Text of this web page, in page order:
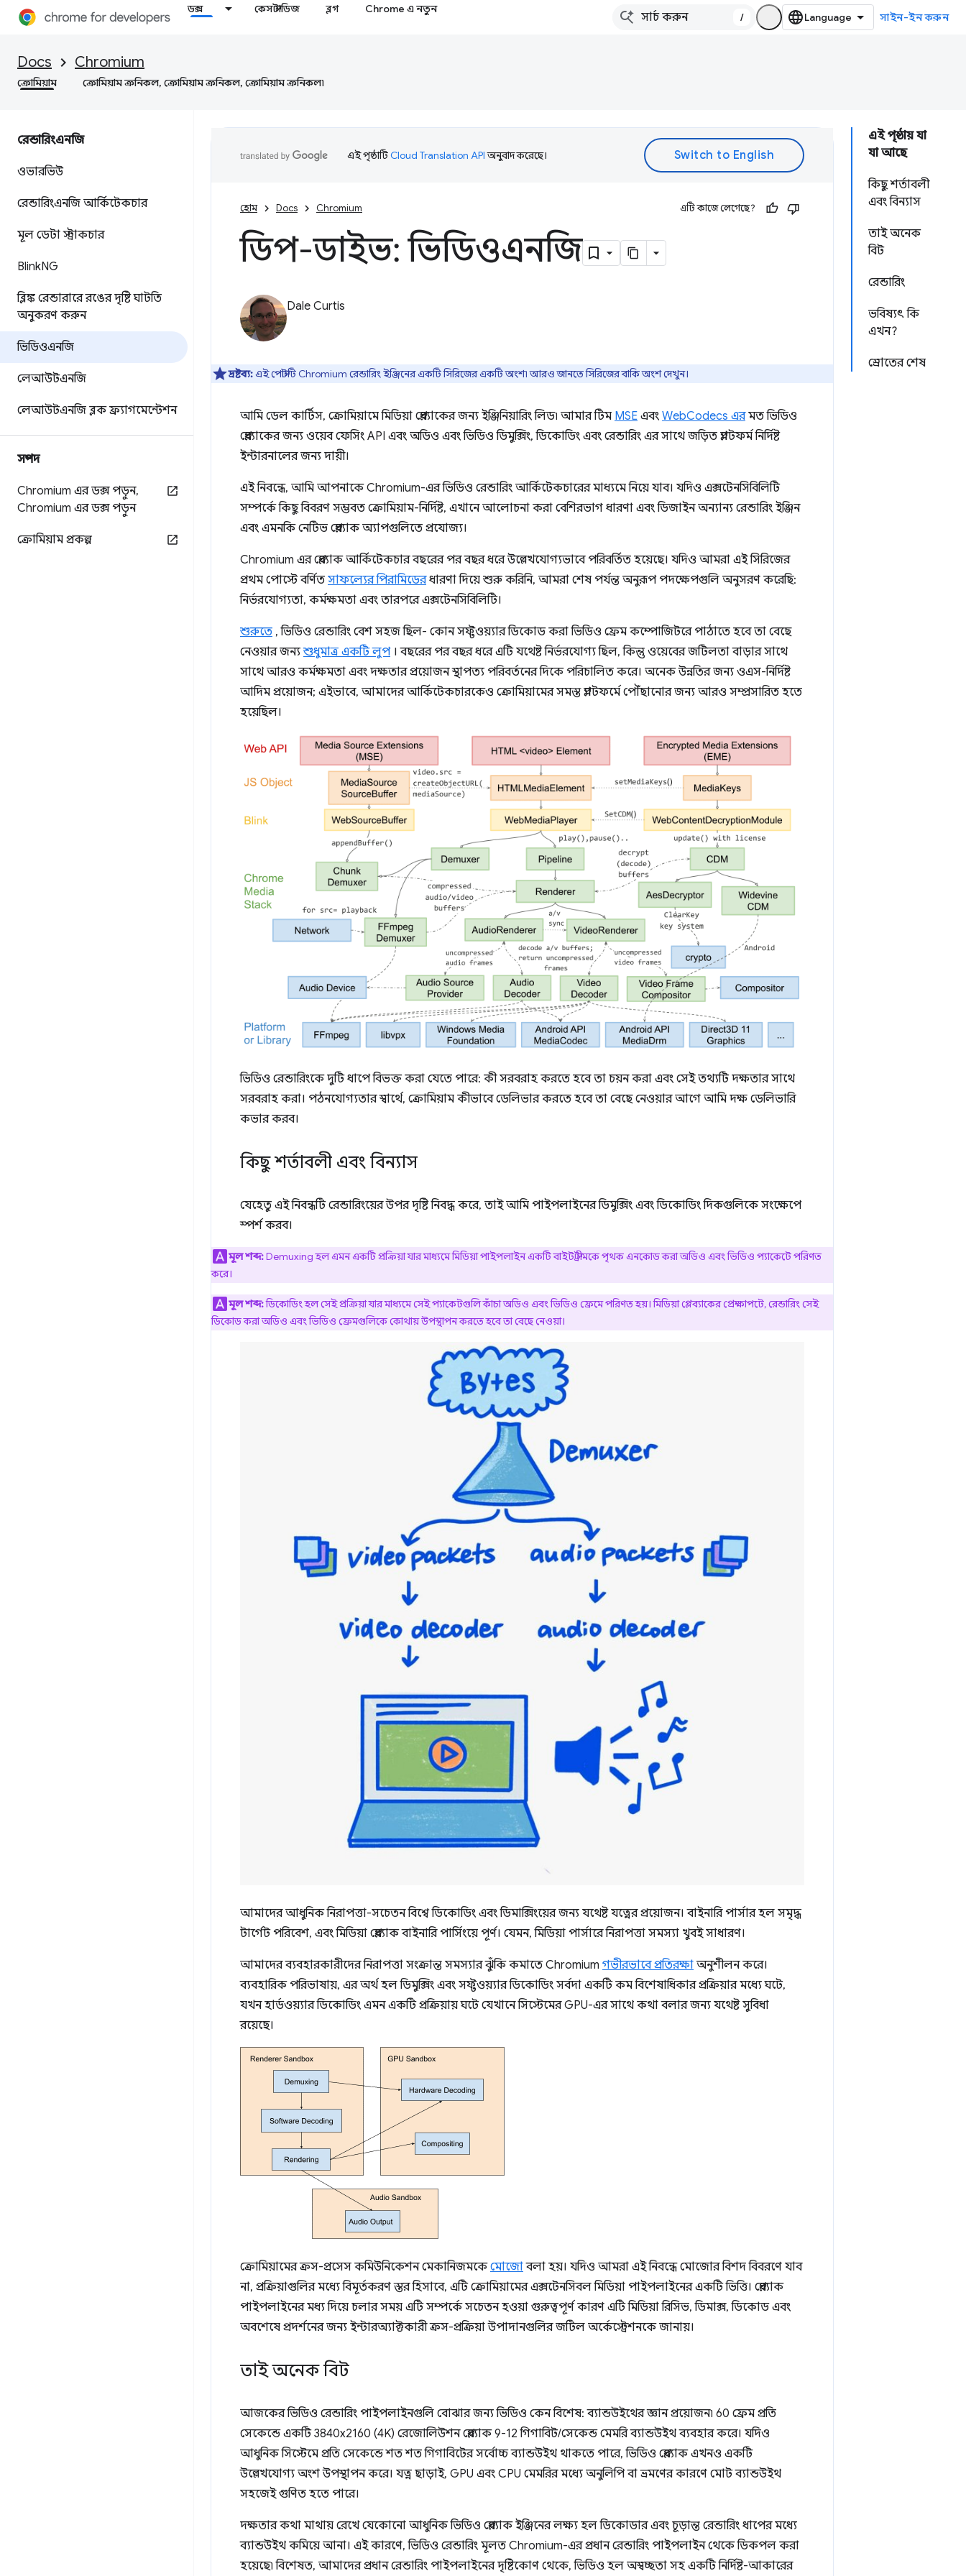
ডক্স কেস স্টাডিজ ব্লগ Chrome এ নতুন
/ সাইন-ইন করুন
Docs Chromium
ক্রোমিয়াম ক্রোমিয়াম ক্রনিকল, ক্রোমিয়াম ক্রনিকল, ক্রোমিয়াম ক্রনিকল৷
রেন্ডারিংএনজি
ওভারভিউ
রেন্ডারিংএনজি আর্কিটেকচার
মূল ডেটা স্ট্রাকচার
BlinkNG
ব্লিঙ্ক রেন্ডারারে রঙের দৃষ্টি ঘাটতি
অনুকরণ করুন
ভিডিওএনজি
লেআউটএনজি
লেআউটএনজি ব্লক ফ্র্যাগমেন্টেশন
সম্পদ
Chromium এর ডক্স পড়ুন,
Chromium এর ডক্স পড়ুন
ক্রোমিয়াম প্রকল্প
এই পৃষ্ঠায় যা
যা আছে
কিছু শর্তাবলী
এবং বিন্যাস
তাই অনেক
বিট
রেন্ডারিং
ভবিষ্যৎ কি
এখন?
স্রোতের শেষ
এই পৃষ্ঠাটিCloud Translation APIঅনুবাদ করেছে।
হোম Docs Chromium এটি কাজে লেগেছে?
ডিপ-ডাইভ: ভিডিওএনজি
Dale Curtis
দ্রষ্টব্য:এই পোস্টটি Chromium রেন্ডারিং ইঞ্জিনের একটি সিরিজের একটি অংশ৷ আরও জানতে সিরিজের বাকি অংশ দেখুন।
আমি ডেল কার্টিস, ক্রোমিয়ামে মিডিয়া প্লেব্যাকের জন্য ইঞ্জিনিয়ারিং লিড৷ আমার টিম MSE এবং WebCodecs এরমত ভিডিও
প্লেব্যাকের জন্য ওয়েব ফেসিং API এবং অডিও এবং ভিডিও ডিমুক্সিং, ডিকোডিং এবং রেন্ডারিং এর সাথে জড়িত প্ল্যাটফর্ম নির্দিষ্ট
ইন্টারনালের জন্য দায়ী।
এই নিবন্ধে, আমি আপনাকে Chromium-এর ভিডিও রেন্ডারিং আর্কিটেকচারের মাধ্যমে নিয়ে যাব। যদিও এক্সটেনসিবিলিটি
সম্পর্কে কিছু বিবরণ সম্ভবত ক্রোমিয়াম-নির্দিষ্ট, এখানে আলোচনা করা বেশিরভাগ ধারণা এবং ডিজাইন অন্যান্য রেন্ডারিং ইঞ্জিন
এবং এমনকি নেটিভ প্লেব্যাক অ্যাপগুলিতে প্রযোজ্য।
Chromium এর প্লেব্যাক আর্কিটেকচার বছরের পর বছর ধরে উল্লেখযোগ্যভাবে পরিবর্তিত হয়েছে। যদিও আমরা এই সিরিজের
প্রথম পোস্টে বর্ণিত সাফল্যের পিরামিডেরধারণা দিয়ে শুরু করিনি, আমরা শেষ পর্যন্ত অনুরূপ পদক্ষেপগুলি অনুসরণ করেছি:
নির্ভরযোগ্যতা, কর্মক্ষমতা এবং তারপরে এক্সটেনসিবিলিটি।
শুরুতে , ভিডিও রেন্ডারিং বেশ সহজ ছিল- কোন সফ্টওয়্যার ডিকোড করা ভিডিও ফ্রেম কম্পোজিটরে পাঠাতে হবে তা বেছে
নেওয়ার জন্য শুধুমাত্র একটি লুপ। বছরের পর বছর ধরে এটি যথেষ্ট নির্ভরযোগ্য ছিল, কিন্তু ওয়েবের জটিলতা বাড়ার সাথে
সাথে আরও কর্মক্ষমতা এবং দক্ষতার প্রয়োজন স্থাপত্য পরিবর্তনের দিকে পরিচালিত করে। অনেক উন্নতির জন্য ওএস-নির্দিষ্ট
আদিম প্রয়োজন; এইভাবে, আমাদের আর্কিটেকচারকেও ক্রোমিয়ামের সমস্ত প্ল্যাটফর্মে পৌঁছানোর জন্য আরও সম্প্রসারিত হতে
হয়েছিল।
ভিডিও রেন্ডারিংকে দুটি ধাপে বিভক্ত করা যেতে পারে: কী সরবরাহ করতে হবে তা চয়ন করা এবং সেই তথ্যটি দক্ষতার সাথে
সরবরাহ করা। পঠনযোগ্যতার স্বার্থে, ক্রোমিয়াম কীভাবে ডেলিভার করতে হবে তা বেছে নেওয়ার আগে আমি দক্ষ ডেলিভারি
কভার করব।
কিছু শর্তাবলী এবং বিন্যাস
যেহেতু এই নিবন্ধটি রেন্ডারিংয়ের উপর দৃষ্টি নিবদ্ধ করে, তাই আমি পাইপলাইনের ডিমুক্সিং এবং ডিকোডিং দিকগুলিকে সংক্ষেপে
স্পর্শ করব।
মূল শব্দ:Demuxing হল এমন একটি প্রক্রিয়া যার মাধ্যমে মিডিয়া পাইপলাইন একটি বাইট স্ট্রীমকে পৃথক এনকোড করা অডিও এবং ভিডিও প্যাকেটে পরিণত
করে।
মূল শব্দ:ডিকোডিং হল সেই প্রক্রিয়া যার মাধ্যমে সেই প্যাকেটগুলি কাঁচা অডিও এবং ভিডিও ফ্রেমে পরিণত হয়। মিডিয়া প্লেব্যাকের প্রেক্ষাপটে, রেন্ডারিং সেই
ডিকোড করা অডিও এবং ভিডিও ফ্রেমগুলিকে কোথায় উপস্থাপন করতে হবে তা বেছে নেওয়া।
আমাদের আধুনিক নিরাপত্তা-সচেতন বিশ্বে ডিকোডিং এবং ডিমাক্সিংয়ের জন্য যথেষ্ট যত্নের প্রয়োজন। বাইনারি পার্সার হল সমৃদ্ধ
টার্গেট পরিবেশ, এবং মিডিয়া প্লেব্যাক বাইনারি পার্সিংয়ে পূর্ণ। যেমন, মিডিয়া পার্সারে নিরাপত্তা সমস্যা খুবই সাধারণ।
আমাদের ব্যবহারকারীদের নিরাপত্তা সংক্রান্ত সমস্যার ঝুঁকি কমাতে Chromium গভীরভাবে প্রতিরক্ষা অনুশীলন করে।
ব্যবহারিক পরিভাষায়, এর অর্থ হল ডিমুক্সিং এবং সফ্টওয়্যার ডিকোডিং সর্বদা একটি কম বিশেষাধিকার প্রক্রিয়ার মধ্যে ঘটে,
যখন হার্ডওয়্যার ডিকোডিং এমন একটি প্রক্রিয়ায় ঘটে যেখানে সিস্টেমের GPU-এর সাথে কথা বলার জন্য যথেষ্ট সুবিধা
রয়েছে।
ক্রোমিয়ামের ক্রস-প্রসেস কমিউনিকেশন মেকানিজমকেমোজোবলা হয়। যদিও আমরা এই নিবন্ধে মোজোর বিশদ বিবরণে যাব
না, প্রক্রিয়াগুলির মধ্যে বিমূর্তকরণ স্তর হিসাবে, এটি ক্রোমিয়ামের এক্সটেনসিবল মিডিয়া পাইপলাইনের একটি ভিত্তি। প্লেব্যাক
পাইপলাইনের মধ্য দিয়ে চলার সময় এটি সম্পর্কে সচেতন হওয়া গুরুত্বপূর্ণ কারণ এটি মিডিয়া রিসিভ, ডিমাক্স, ডিকোড এবং
অবশেষে প্রদর্শনের জন্য ইন্টারঅ্যাক্টকারী ক্রস-প্রক্রিয়া উপাদানগুলির জটিল অর্কেস্ট্রেশনকে জানায়।
তাই অনেক বিট
আজকের ভিডিও রেন্ডারিং পাইপলাইনগুলি বোঝার জন্য ভিডিও কেন বিশেষ: ব্যান্ডউইথের জ্ঞান প্রয়োজন৷ 60 ফ্রেম প্রতি
সেকেন্ডে একটি 3840x2160 (4K) রেজোলিউশন প্লেব্যাক 9-12 গিগাবিট/সেকেন্ড মেমরি ব্যান্ডউইথ ব্যবহার করে। যদিও
আধুনিক সিস্টেমে প্রতি সেকেন্ডে শত শত গিগাবিটের সর্বোচ্চ ব্যান্ডউইথ থাকতে পারে, ভিডিও প্লেব্যাক এখনও একটি
উল্লেখযোগ্য অংশ উপস্থাপন করে। যত্ন ছাড়াই, GPU এবং CPU মেমরির মধ্যে অনুলিপি বা ভ্রমণের কারণে মোট ব্যান্ডউইথ
সহজেই গুণিত হতে পারে।
দক্ষতার কথা মাথায় রেখে যেকোনো আধুনিক ভিডিও প্লেব্যাক ইঞ্জিনের লক্ষ্য হল ডিকোডার এবং চূড়ান্ত রেন্ডারিং ধাপের মধ্যে
ব্যান্ডউইথ কমিয়ে আনা। এই কারণে, ভিডিও রেন্ডারিং মূলত Chromium-এর প্রধান রেন্ডারিং পাইপলাইন থেকে ডিকপল করা
হয়েছে৷ বিশেষত, আমাদের প্রধান রেন্ডারিং পাইপলাইনের দৃষ্টিকোণ থেকে, ভিডিও হল অস্বচ্ছতা সহ একটি নির্দিষ্ট-আকারের